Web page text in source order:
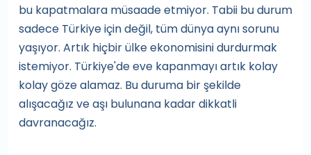
bu kapatmalara müsaade etmiyor. Tabii bu durum
sadece Türkiye için değil, tüm dünya aynı sorunu
yaşıyor. Artık hiçbir ülke ekonomisini durdurmak
istemiyor. Türkiye'de eve kapanmayı artık kolay
kolay göze alamaz. Bu duruma bir şekilde
alışacağız ve aşı bulunana kadar dikkatli
davranacağız.